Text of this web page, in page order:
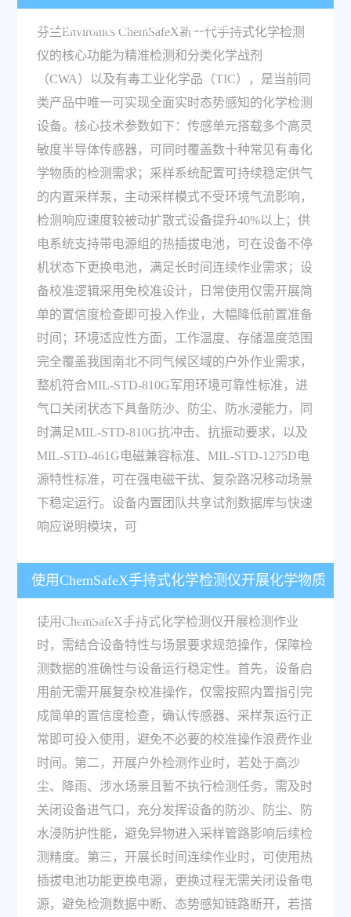
测仪的核心功能和技术参数有哪些？
芬兰Environics ChemSafeX新一代手持式化学检测
仪的核心功能为精准检测和分类化学战剂
（CWA）以及有毒工业化学品（TIC），是当前同
类产品中唯一可实现全面实时态势感知的化学检测
设备。核心技术参数如下：传感单元搭载多个高灵
敏度半导体传感器，可同时覆盖数十种常见有毒化
学物质的检测需求；采样系统配置可持续稳定供气
的内置采样泵，主动采样模式不受环境气流影响，
检测响应速度较被动扩散式设备提升40%以上；供
电系统支持带电源组的热插拔电池，可在设备不停
机状态下更换电池，满足长时间连续作业需求；设
备校准逻辑采用免校准设计，日常使用仅需开展简
单的置信度检查即可投入作业，大幅降低前置准备
时间；环境适应性方面，工作温度、存储温度范围
完全覆盖我国南北不同气候区域的户外作业需求，
整机符合MIL-STD-810G军用环境可靠性标准，进
气口关闭状态下具备防沙、防尘、防水浸能力，同
时满足MIL-STD-810G抗冲击、抗振动要求，以及
MIL-STD-461G电磁兼容标准、MIL-STD-1275D电
源特性标准，可在强电磁干扰、复杂路况移动场景
下稳定运行。设备内置团队共享试剂数据库与快速
响应说明模块，可
使用ChemSafeX手持式化学检测仪开展化学物质
检测有哪些注意事项？
使用ChemSafeX手持式化学检测仪开展检测作业
时，需结合设备特性与场景要求规范操作，保障检
测数据的准确性与设备运行稳定性。首先，设备启
用前无需开展复杂校准操作，仅需按照内置指引完
成简单的置信度检查，确认传感器、采样泵运行正
常即可投入使用，避免不必要的校准操作浪费作业
时间。第二，开展户外检测作业时，若处于高沙
尘、降雨、涉水场景且暂不执行检测任务，需及时
关闭设备进气口，充分发挥设备的防沙、防尘、防
水浸防护性能，避免异物进入采样管路影响后续检
测精度。第三，开展长时间连续作业时，可使用热
插拔电池功能更换电源，更换过程无需关闭设备电
源，避免检测数据中断、态势感知链路断开，若搭